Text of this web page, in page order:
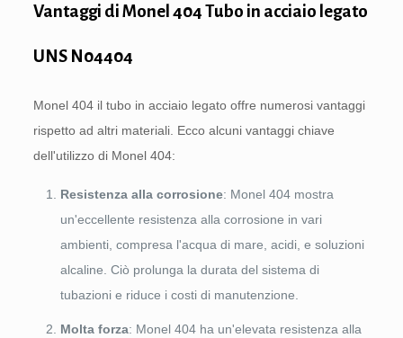
Vantaggi di Monel 404 Tubo in acciaio legato
UNS N04404
Monel 404 il tubo in acciaio legato offre numerosi vantaggi
rispetto ad altri materiali. Ecco alcuni vantaggi chiave
dell'utilizzo di Monel 404:
Resistenza alla corrosione: Monel 404 mostra
un'eccellente resistenza alla corrosione in vari
ambienti, compresa l'acqua di mare, acidi, e soluzioni
alcaline. Ciò prolunga la durata del sistema di
tubazioni e riduce i costi di manutenzione.
Molta forza: Monel 404 ha un'elevata resistenza alla